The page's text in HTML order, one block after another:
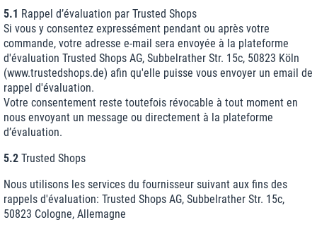
5.1 Rappel d’évaluation par Trusted Shops
Si vous y consentez expressément pendant ou après votre
commande, votre adresse e-mail sera envoyée à la plateforme
d'évaluation Trusted Shops AG, Subbelrather Str. 15c, 50823 Köln
(www.trustedshops.de) afin qu'elle puisse vous envoyer un email de
rappel d'évaluation.
Votre consentement reste toutefois révocable à tout moment en
nous envoyant un message ou directement à la plateforme
d’évaluation.
5.2 Trusted Shops
Nous utilisons les services du fournisseur suivant aux fins des
rappels d'évaluation: Trusted Shops AG, Subbelrather Str. 15c,
50823 Cologne, Allemagne